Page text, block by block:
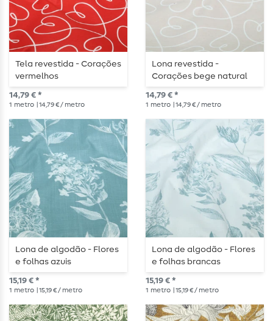
Tela revestida - Corações
vermelhos
14,79 € *
1 metro | 14,79 € / metro
Lona revestida -
Corações bege natural
14,79 € *
1 metro | 14,79 € / metro
Lona de algodão - Flores
e folhas azuis
15,19 € *
1 metro | 15,19 € / metro
Lona de algodão - Flores
e folhas brancas
15,19 € *
1 metro | 15,19 € / metro